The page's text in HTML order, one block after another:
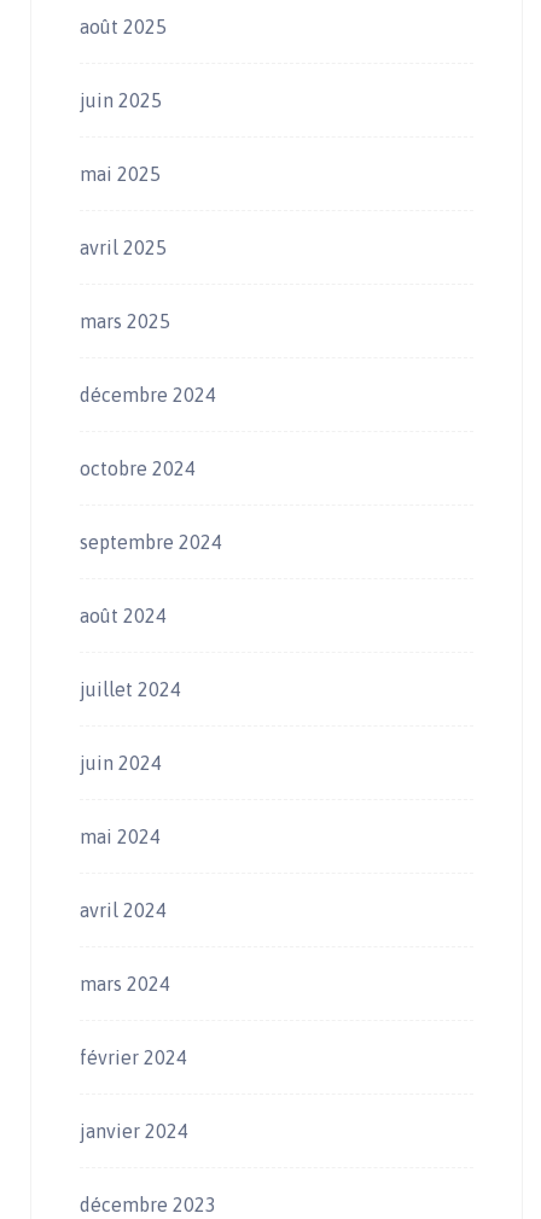
août 2025
juin 2025
mai 2025
avril 2025
mars 2025
décembre 2024
octobre 2024
septembre 2024
août 2024
juillet 2024
juin 2024
mai 2024
avril 2024
mars 2024
février 2024
janvier 2024
décembre 2023